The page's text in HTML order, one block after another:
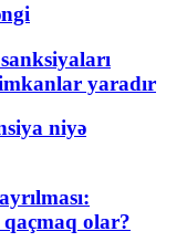
yaradır
niyə
olar?